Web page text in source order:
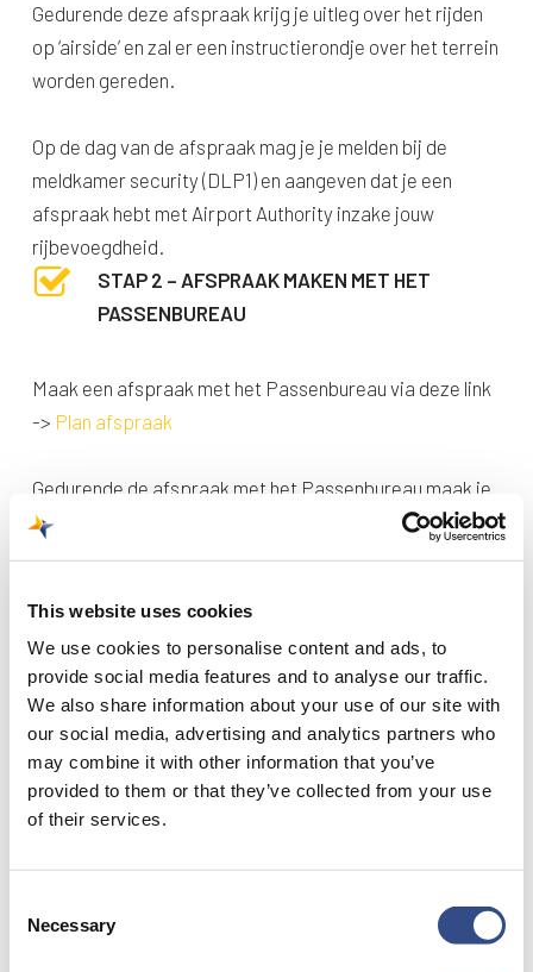
This website uses cookies
We use cookies to personalise content and ads, to
provide social media features and to analyse our traffic.
We also share information about your use of our site with
our social media, advertising and analytics partners who
may combine it with other information that you’ve
provided to them or that they’ve collected from your use
of their services.
Selection
Necessary
Gedurende deze afspraak krijg je uitleg over het rijden
op ‘airside’ en zal er een instructierondje over het terrein
worden gereden.
Op de dag van de afspraak mag je je melden bij de
meldkamer security (DLP1) en aangeven dat je een
afspraak hebt met Airport Authority inzake jouw
rijbevoegdheid.
STAP 2 – AFSPRAAK MAKEN MET HET
PASSENBUREAU
Maak een afspraak met het Passenbureau via deze link
-> Plan afspraak
Gedurende de afspraak met het Passenbureau maak je
een toets.
STAP 3 – BESTUDEREN THEORIE
Om jouw rijbevoegdheid te ontvangen of te verlengen,
dien je een toets te maken. Deze toets maak je
gedurende jouw afspraak met het Passenbureau (stap
2).
Bestudeer het documentTheorie Absalalvorens je naar
de afspraak komt. Heb je tevens toegang nodig tot het
op met het Passenbureau voor het maken van een